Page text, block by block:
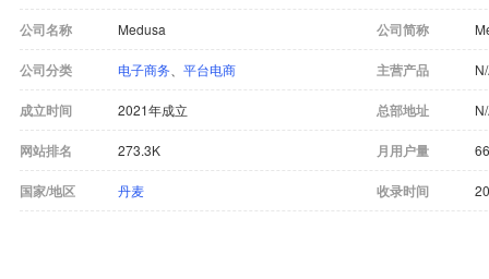
公司名称 Medusa 公司简称
公司分类 电子商务 平台电商 主营产品
成立时间 2021年成立 总部地址
网站排名 273.3K 月用户量
国家/地区 丹麦 收录时间